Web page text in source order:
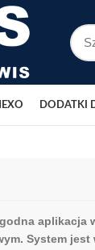
DODATKI
aplikacja
System jest